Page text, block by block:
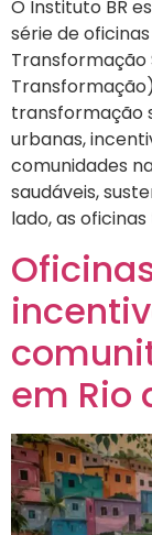
O Instituto BR
série de
Transformação
transformação
urbanas,
comunidades
saudáveis,
lado, as
em Rio